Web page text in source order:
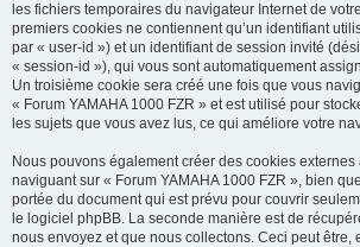
les fichiers temporaires du navigateur Internet de
premiers cookies ne contiennent qu’un identifiant
par « user-id ») et un identifiant de session invité
« session-id »), qui vous sont automatiquement
Un troisième cookie sera créé une fois que vous
« Forum YAMAHA 1000 FZR » et est utilisé pour
les sujets que vous avez lus, ce qui améliore votre
Nous pouvons également créer des cookies
naviguant sur « Forum YAMAHA 1000 FZR », bien
portée du document qui est prévu pour couvrir
le logiciel phpBB. La seconde manière est de
nous envoyez et que nous collectons. Ceci peut être,